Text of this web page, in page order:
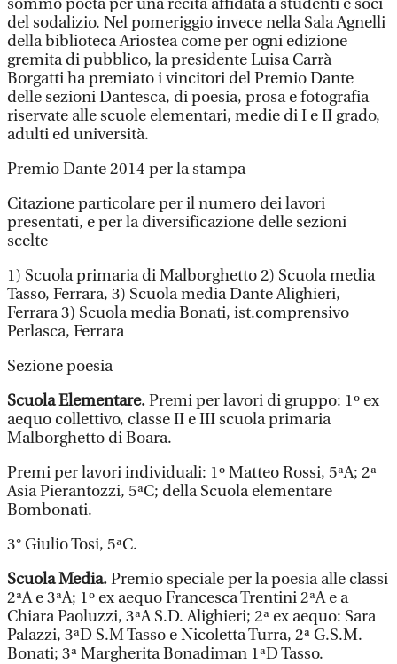
sommo poeta per una recita affidata a studenti e soci
del sodalizio. Nel pomeriggio invece nella Sala Agnelli
della biblioteca Ariostea come per ogni edizione
gremita di pubblico, la presidente Luisa Carrà
Borgatti ha premiato i vincitori del Premio Dante
delle sezioni Dantesca, di poesia, prosa e fotografia
riservate alle scuole elementari, medie di I e II grado,
adulti ed università.
Premio Dante 2014 per la stampa
Citazione particolare per il numero dei lavori
presentati, e per la diversificazione delle sezioni
scelte
1) Scuola primaria di Malborghetto 2) Scuola media
Tasso, Ferrara, 3) Scuola media Dante Alighieri,
Ferrara 3) Scuola media Bonati, ist.comprensivo
Perlasca, Ferrara
Sezione poesia
Scuola Elementare.Premi per lavori di gruppo: 1º ex
aequo collettivo, classe II e III scuola primaria
Malborghetto di Boara.
Premi per lavori individuali: 1º Matteo Rossi, 5ªA; 2ª
Asia Pierantozzi, 5ªC; della Scuola elementare
Bombonati.
3° Giulio Tosi, 5ªC.
Scuola Media.Premio speciale per la poesia alle classi
2ªA e 3ªA; 1º ex aequo Francesca Trentini 2ªA e a
Chiara Paoluzzi, 3ªA S.D. Alighieri; 2ª ex aequo: Sara
Palazzi, 3ªD S.M Tasso e Nicoletta Turra, 2ª G.S.M.
Bonati; 3ª Margherita Bonadiman 1ªD Tasso.